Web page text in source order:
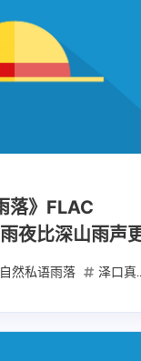
落》FLAC
比深山雨声更
自然私语雨落 泽口真生